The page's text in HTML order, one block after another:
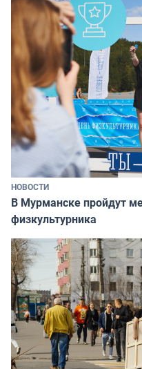
НОВОСТИ
В Мурманске пройдут
физкультурника